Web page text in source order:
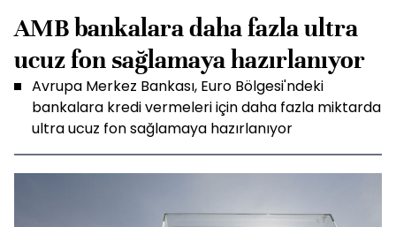
AMB bankalara daha fazla ultra
ucuz fon sağlamaya hazırlanıyor
Avrupa Merkez Bankası, Euro Bölgesi'ndeki
bankalara kredi vermeleri için daha fazla miktarda
ultra ucuz fon sağlamaya hazırlanıyor